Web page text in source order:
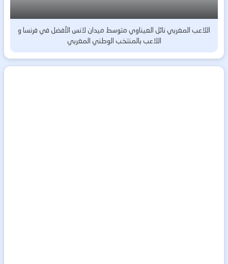
اللاعب المغربي نائل العيناوي متوسط ميدان لانس الأفضل في فرنسا و
اللاعب بالمنتخب الوطني المغربي